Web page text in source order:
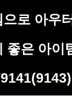
로 아우
좋은 아이